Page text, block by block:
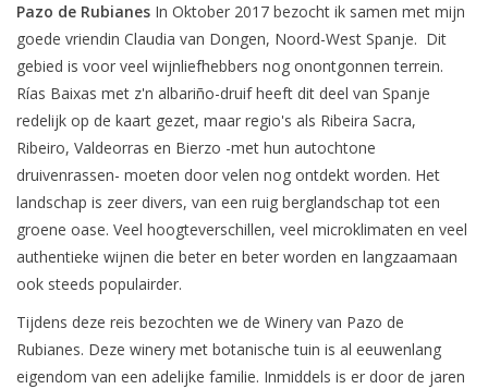
Pazo de Rubianes In Oktober 2017 bezocht ik samen met mijn
goede vriendin Claudia van Dongen, Noord-West Spanje. Dit
gebied is voor veel wijnliefhebbers nog onontgonnen terrein.
Rías Baixas met z'n albariño-druif heeft dit deel van Spanje
redelijk op de kaart gezet, maar regio's als Ribeira Sacra,
Ribeiro, Valdeorras en Bierzo -met hun autochtone
druivenrassen- moeten door velen nog ontdekt worden. Het
landschap is zeer divers, van een ruig berglandschap tot een
groene oase. Veel hoogteverschillen, veel microklimaten en veel
authentieke wijnen die beter en beter worden en langzaamaan
ook steeds populairder.
Tijdens deze reis bezochten we de Winery van Pazo de
Rubianes. Deze winery met botanische tuin is al eeuwenlang
eigendom van een adelijke familie. Inmiddels is er door de jaren